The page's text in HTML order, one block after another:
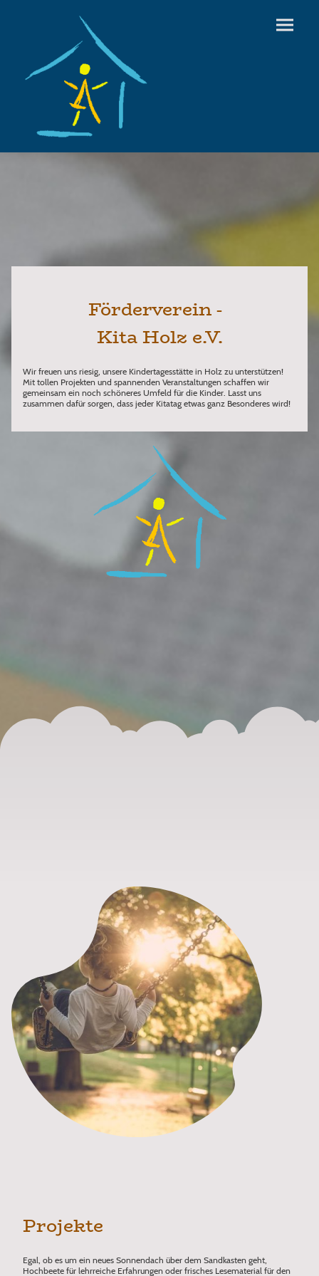
Förderverein -
Kita Holz e.V.
Wir freuen uns riesig, unsere Kindertagesstätte in Holz zu unterstützen!
Mit tollen Projekten und spannenden Veranstaltungen schaffen wir
gemeinsam ein noch schöneres Umfeld für die Kinder. Lasst uns
zusammen dafür sorgen, dass jeder Kitatag etwas ganz Besonderes wird!
Projekte
Egal, ob es um ein neues Sonnendach über dem Sandkasten geht,
Hochbeete für lehrreiche Erfahrungen oder frisches Lesematerial für den